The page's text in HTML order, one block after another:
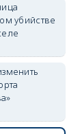
убийстве